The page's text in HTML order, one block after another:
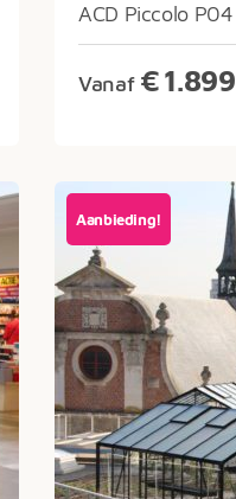
ACD Piccolo P04
Vanaf €1.899
Aanbieding!